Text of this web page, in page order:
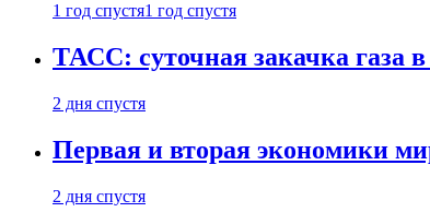
1 год спустя1 год спустя
ТАСС: суточная закачка газа
2 дня спустя
Первая и вторая экономики
2 дня спустя